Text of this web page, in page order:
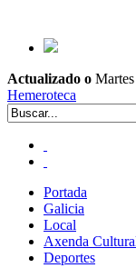
Actualizado o
Hemeroteca
Portada
Galicia
Local
Axenda
Deportes